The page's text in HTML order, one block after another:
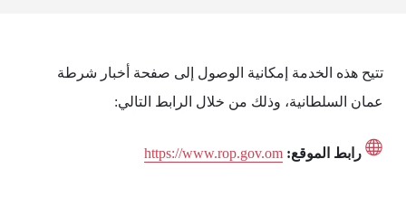
تتيح هذه الخدمة إمكانية الوصول إلى صفحة أخبار شرطة
عمان السلطانية، وذلك من خلال الرابط التالي:
رابط الموقع: https://www.rop.gov.om